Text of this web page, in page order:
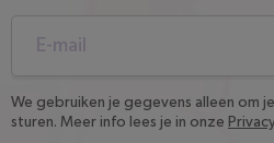
We gebruiken je gegevens alleen om
sturen. Meer info lees je in onze